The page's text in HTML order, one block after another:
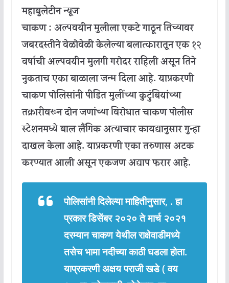
महाबुलेटीन न्यूज
चाकण : अल्पवयीन मुलीला एकटे गाठून तिच्यावर
जबरदस्तीने वेळोवेळी केलेल्या बलात्कारातून एक १२
वर्षाची अल्पवयीन मुलगी गरोदर राहिली असून तिने
नुकताच एका बाळाला जन्म दिला आहे. याप्रकरणी
चाकण पोलिसांनी पीडित मुलींच्या कुटुंबियांच्या
तक्रारीवरून दोन जणांच्या विरोधात चाकण पोलीस
स्टेशनमध्ये बाल लैंगिक अत्याचार कायद्यानुसार गुन्हा
दाखल केला आहे. याप्रकरणी एका तरुणास अटक
करण्यात आली असून एकजण अद्याप फरार आहे.
पोलिसांनी दिलेल्या माहितीनुसार, . हा
प्रकार डिसेंबर २०२० ते मार्च २०२१
दरम्यान चाकण येथील राक्षेवाडीमध्ये
तसेच भामा नदीच्या काठी घडला होता.
याप्रकरणी अक्षय पराजी खडे ( वय